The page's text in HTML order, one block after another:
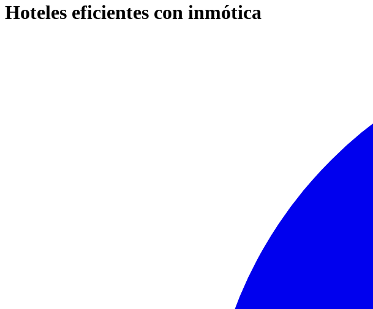
Hoteles eficientes con inmótica